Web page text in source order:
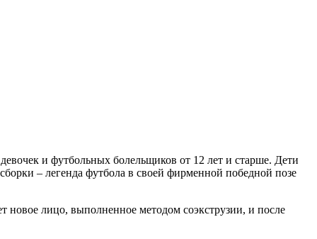
и футбольных болельщиков от 12 лет и старше. Дети
– легенда футбола в своей фирменной победной позе
лицо, выполненное методом соэкструзии, и после